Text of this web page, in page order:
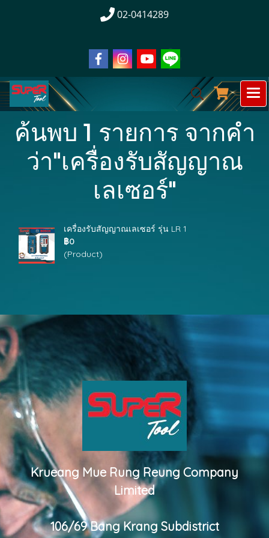
02-0414289
ค้นพบ 1 รายการ จากคำ
ว่า"เครื่องรับสัญญาณ
เลเซอร์"
เครื่องรับสัญญาณเลเซอร์ รุ่น LR 1
฿0
(Product)
Krueang Mue Rung Reung Company
Limited
106/69 Bang Krang Subdistrict